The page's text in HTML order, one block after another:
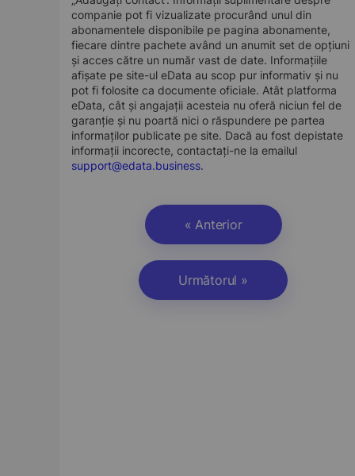
companie pot fi vizualizate procurând unul din
abonamentele disponibile pe pagina abonamente,
fiecare dintre pachete având un anumit set de opțiuni
și acces către un număr vast de date. Informațiile
afișate pe site-ul eData au scop pur informativ și nu
pot fi folosite ca documente oficiale. Atât platforma
eData, cât și angajații acesteia nu oferă niciun fel de
garanție și nu poartă nici o răspundere pe partea
informaților publicate pe site. Dacă au fost depistate
informații incorecte, contactați-ne la emailul
support@edata.business.
« Anterior
Următorul »